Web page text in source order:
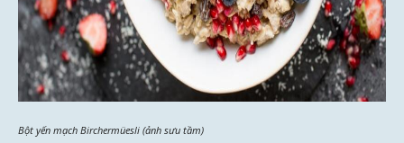
Bột yến mạch Birchermüesli (ảnh sưu tầm)